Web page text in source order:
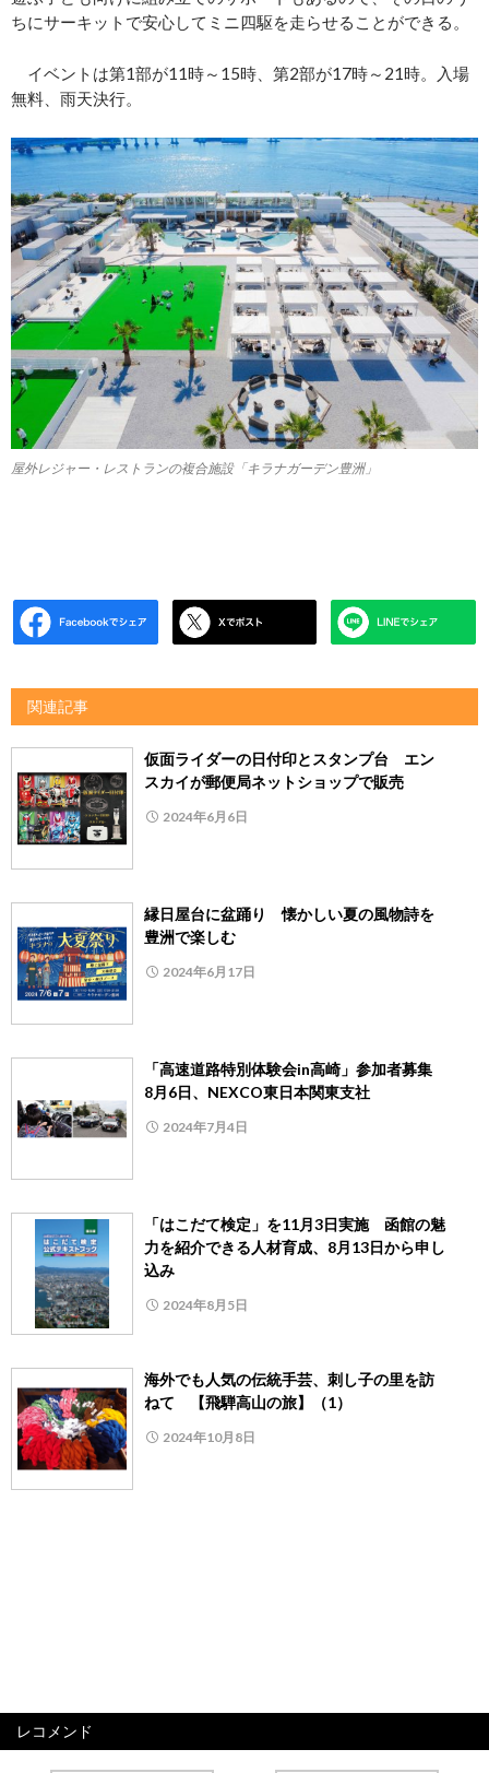
ちにサーキットで安心してミニ四駆を走らせることができる。
イベントは第1部が11時～15時、第2部が17時～21時。入場
無料、雨天決行。
屋外レジャー・レストランの複合施設「キラナガーデン豊洲」
関連記事
仮面ライダーの日付印とスタンプ台 エン
スカイが郵便局ネットショップで販売
2024年6月6日
縁日屋台に盆踊り 懐かしい夏の風物詩を
豊洲で楽しむ
2024年6月17日
「高速道路特別体験会in高崎」参加者募集
8月6日、NEXCO東日本関東支社
2024年7月4日
「はこだて検定」を11月3日実施 函館の魅
力を紹介できる人材育成、8月13日から申し
込み
2024年8月5日
海外でも人気の伝統手芸、刺し子の里を訪
ねて 【飛騨高山の旅】（1）
2024年10月8日
レコメンド